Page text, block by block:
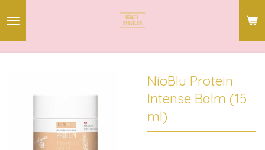
NioBlu Protein
Intense Balm (15
ml)